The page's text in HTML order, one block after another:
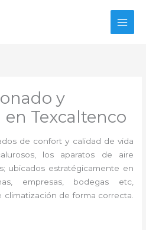
y
Texcaltenco
de confort y calidad de vida
los aparatos de aire
ubicados estratégicamente en
empresas, bodegas etc,
de forma correcta.